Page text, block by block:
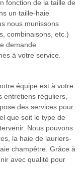
fonction de la taille de
un taille-haie
nous munissons
combinaisons, etc.)
demande
à votre service.
équipe est à votre
entretiens réguliers,
des services pour
que soit le type de
Nous pouvons
la haie de lauriers-
champêtre. Grâce à
avec qualité pour